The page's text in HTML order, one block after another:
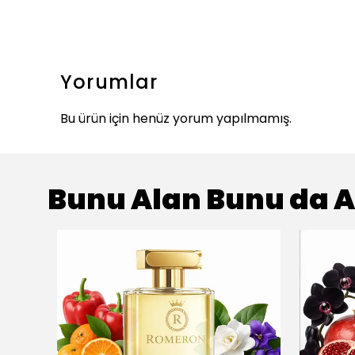
Yorumlar
Bu ürün için henüz yorum yapılmamış.
Bunu Alan Bunu da